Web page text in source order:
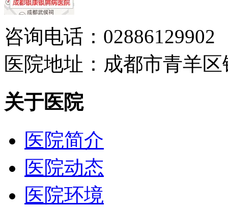
咨询电话：02886129902
医院地址：成都市青羊
关于医院
医院简介
医院动态
医院环境